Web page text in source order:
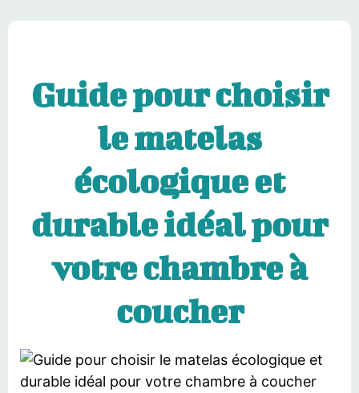
Guide pour choisir
le matelas
écologique et
durable idéal pour
votre chambre à
coucher